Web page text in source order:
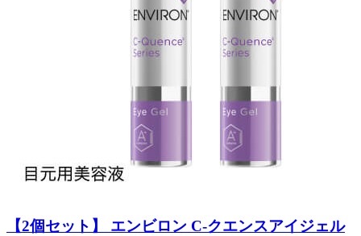
【2個セット】 エンビロン C-クエンスアイジェル